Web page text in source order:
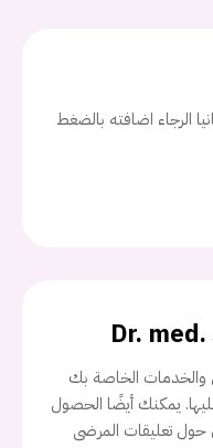
الرجاء اضافته بالضغط
Dr.
والخدمات الخاصة بك
يمكنك أيضًا الحصول
حول تعليقات المرضى